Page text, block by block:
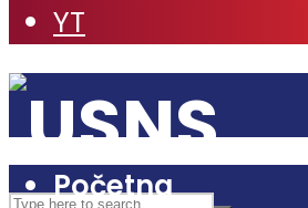
YT
Početna